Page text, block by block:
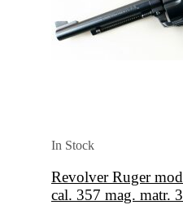
In Stock
Revolver Ruger
cal. 357 mag. matr.